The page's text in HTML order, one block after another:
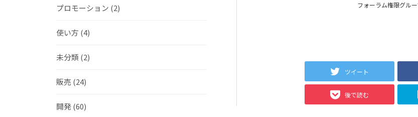
フォーラム権限グル
ツイート
後で読む
プロモーション (2)
使い方 (4)
未分類 (2)
販売 (24)
開発(60)